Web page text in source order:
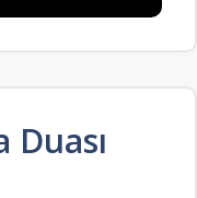
Duası